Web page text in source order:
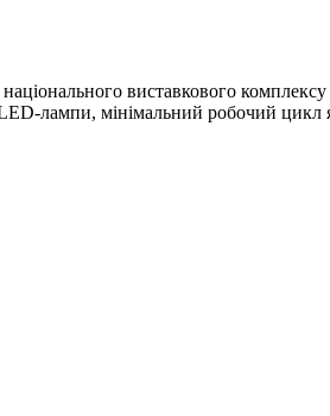
виставкового
лампи, мінімальний робочий